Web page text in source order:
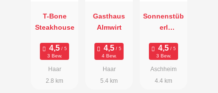
T-Bone
Steakhouse
3 Bew.
Haar
2.8 km
Gasthaus
Almwirt
4 Bew.
Haar
5.4 km
Sonnenstüb
erl
3 Bew.
Aschheim
4.4 km